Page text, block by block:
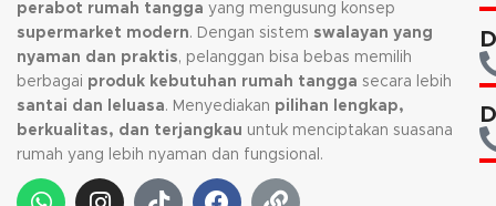
perabot rumah tangga yang mengusung konsep
supermarket modern. Dengan sistem swalayan yang
nyaman dan praktis, pelanggan bisa bebas memilih
berbagai produk kebutuhan rumah tangga secara lebih
santai dan leluasa. Menyediakan pilihan lengkap,
berkualitas, dan terjangkau untuk menciptakan suasana
rumah yang lebih nyaman dan fungsional.